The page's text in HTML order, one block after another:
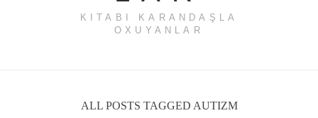
KITABI KARANDAŞLA
OXUYANLAR
ALL POSTS TAGGED AUTIZM